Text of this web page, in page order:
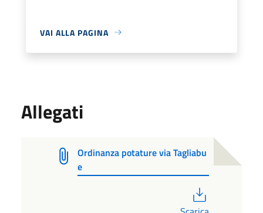
VAI ALLA PAGINA
Allegati
Ordinanza potature via Tagliabu
e